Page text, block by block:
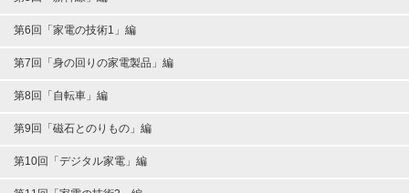
第6回「家電の技術1」編
第7回「身の回りの家電製品」編
第8回「自転車」編
第9回「磁石とのりもの」編
第10回「デジタル家電」編